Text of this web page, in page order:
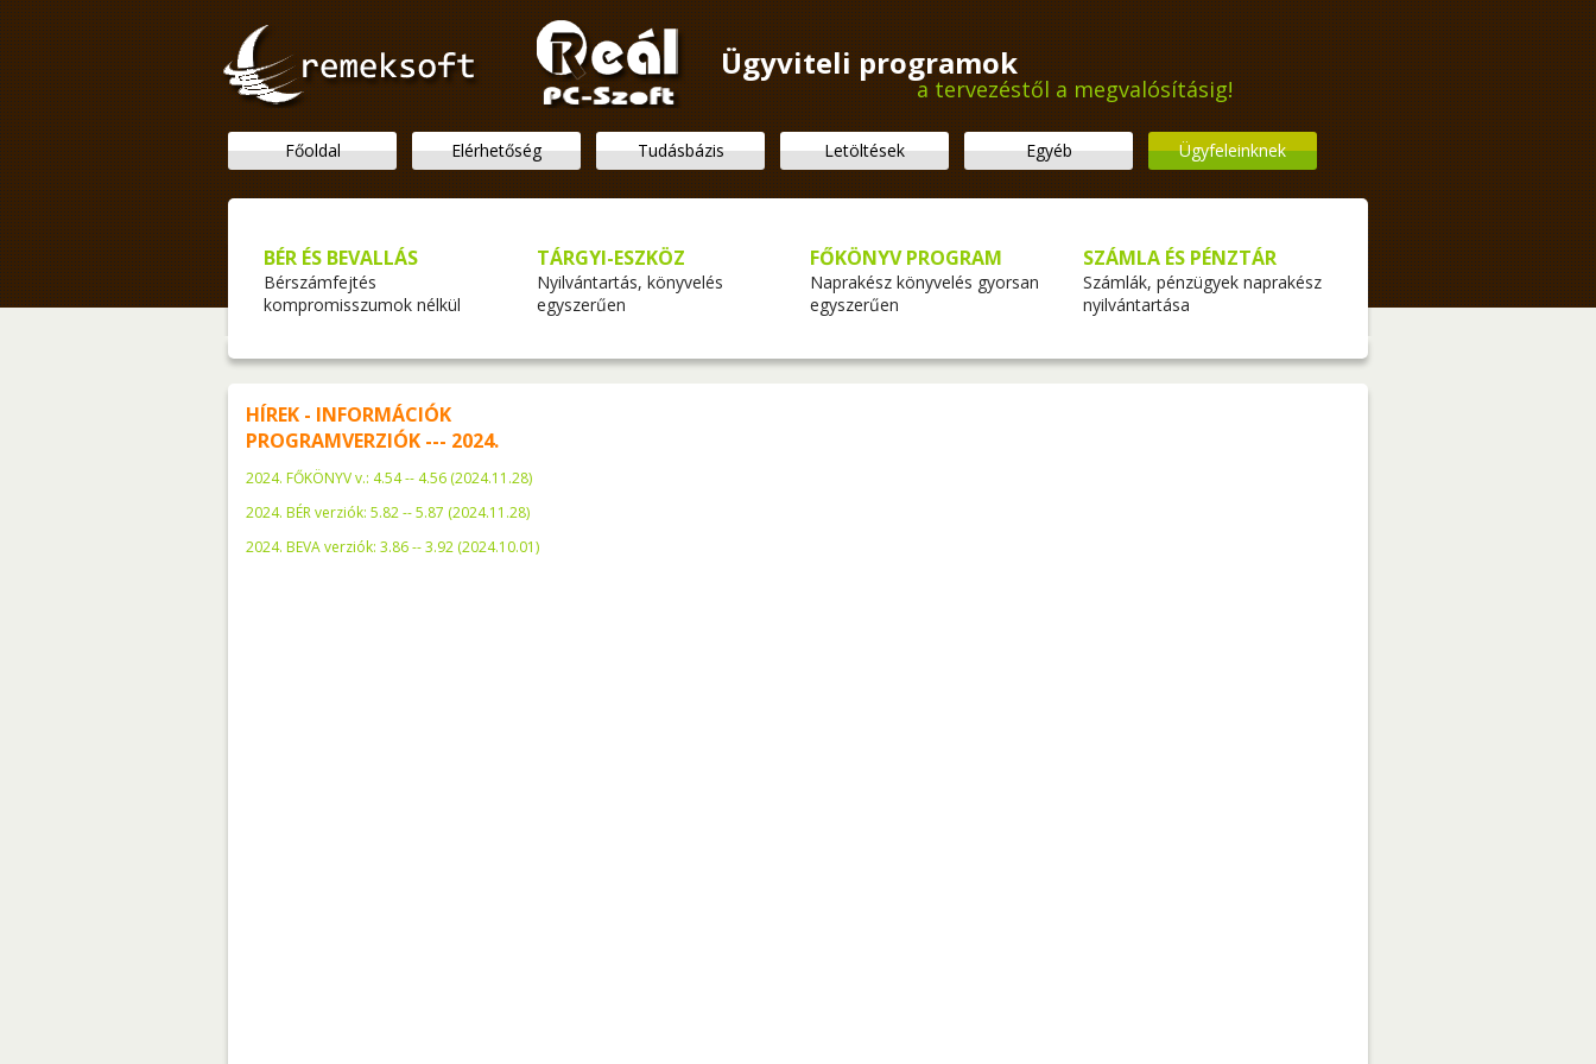
Ügyviteli programok
a tervezéstől a megvalósításig!
Főoldal Elérhetőség Tudásbázis Letöltések Egyéb Ügyfeleinknek
BÉR ÉS BEVALLÁS
Bérszámfejtés
kompromisszumok nélkül
TÁRGYI-ESZKÖZ
Nyilvántartás, könyvelés
egyszerűen
FŐKÖNYV PROGRAM
Naprakész könyvelés gyorsan
egyszerűen
SZÁMLA ÉS PÉNZTÁR
Számlák, pénzügyek naprakész
nyilvántartása
HÍREK - INFORMÁCIÓK
PROGRAMVERZIÓK --- 2024.
2024. FŐKÖNYV v.: 4.54 -- 4.56 (2024.11.28)
2024. BÉR verziók: 5.82 -- 5.87 (2024.11.28)
2024. BEVA verziók: 3.86 -- 3.92 (2024.10.01)